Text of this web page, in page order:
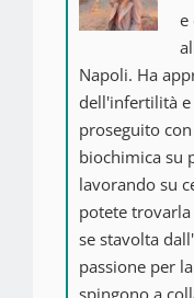
e
Napoli. Ha
dell'infertilità e
proseguito
biochimica su
lavorando su
potete
se stavolta
passione per